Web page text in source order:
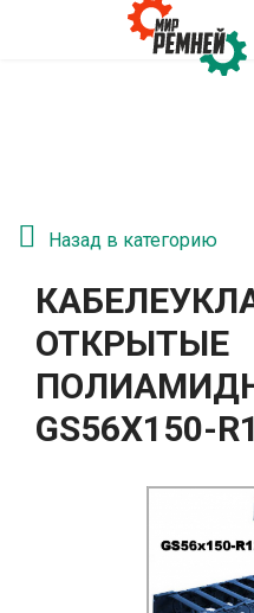
Назад в категорию
ОТКРЫТЫЕ
GS56Х150-